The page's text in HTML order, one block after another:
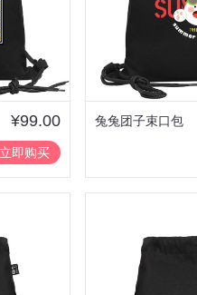
¥99.00
立即购买
兔兔团子束口包